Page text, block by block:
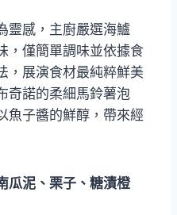
靈感，主廚嚴選海鱸
，僅簡單調味並依據食
，展演食材最純粹鮮美
奇諾的柔細馬鈴薯泡
魚子醬的鮮醇，帶來經
瓜泥、栗子、糖漬橙